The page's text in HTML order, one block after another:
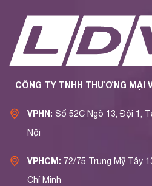
CÔNG TY TNHH THƯƠNG MẠI
VPHN: Số 52C Ngõ 13, Đội 1,
Nội
VPHCM: 72/75 Trung Mỹ Tây
Chí Minh